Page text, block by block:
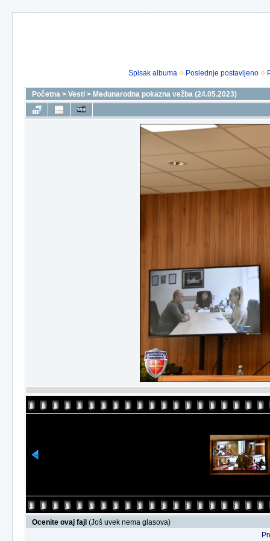
Spisak albuma Poslednje postavljeno
Početna > Vesti > Međunarodna pokazna vežba (24.05.2023)
Ocenite ovaj fajl (Još uvek nema glasova)